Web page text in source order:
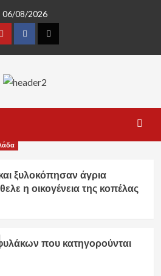
06/08/2026
YoutubeFacebookTwitter
ξυλοκόπησαν άγρια
η οικογένεια της κοπέλας
που κατηγορούνται